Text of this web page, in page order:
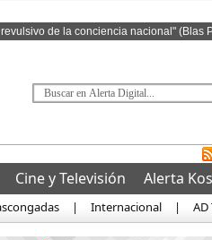
de la conciencia nacional" (Blas
Cine y Televisión
Alerta
| Internacional | AD